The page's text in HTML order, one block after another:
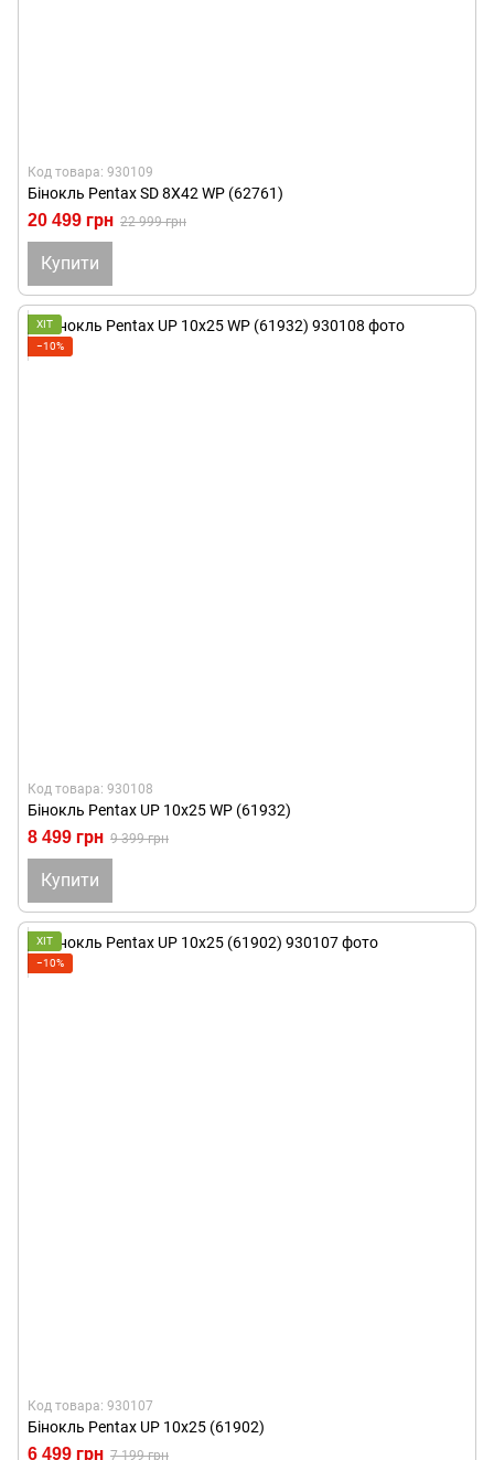
Код товара: 930109
Бінокль Pentax SD 8X42 WP (62761)
20 499 грн 22 999 грн
Купити
ХІТ
−10%
Код товара: 930108
Бінокль Pentax UP 10x25 WP (61932)
8 499 грн 9 399 грн
Купити
ХІТ
−10%
Код товара: 930107
Бінокль Pentax UP 10x25 (61902)
6 499 грн 7 199 грн